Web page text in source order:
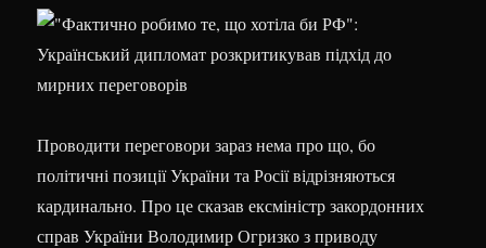
Проводити переговори зараз нема про що, бо
політичні позиції України та Росії відрізняються
кардинально. Про це сказав ексміністр закордонних
справ України Володимир Огризко з приводу